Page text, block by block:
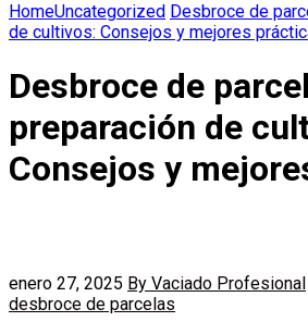
HomeUncategorized Desbroce de
de cultivos: Consejos y mejores
Desbroce de
preparación de
Consejos y
enero 27, 2025 By Vaciado Profesional
desbroce de parcelas